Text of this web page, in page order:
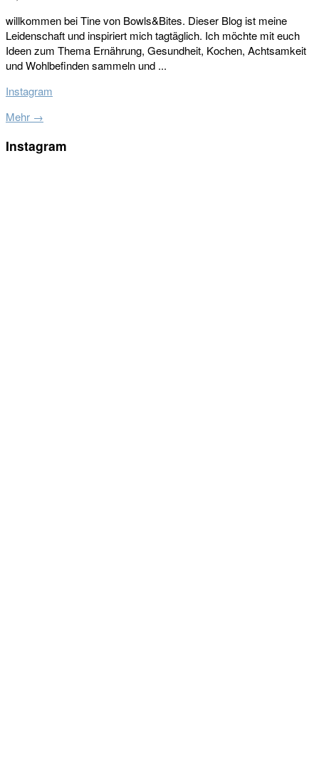
willkommen bei Tine von Bowls&Bites. Dieser Blog ist meine
Leidenschaft und inspiriert mich tagtäglich. Ich möchte mit euch
Ideen zum Thema Ernährung, Gesundheit, Kochen, Achtsamkeit
und Wohlbefinden sammeln und ...
Instagram
Mehr →
Instagram